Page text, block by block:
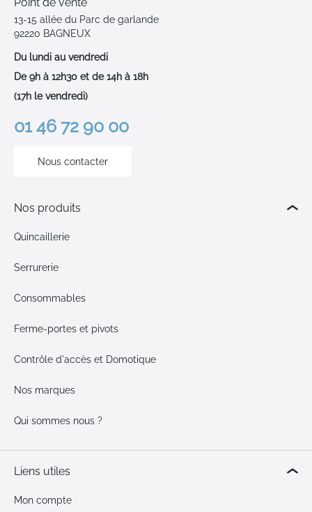
13-15 allée du Parc de garlande
92220 BAGNEUX
Du lundi au vendredi
De 9h à 12h30 et de 14h à 18h
(17h le vendredi)
01 46 72 90 00
Nous contacter
Nos produits
Quincaillerie
Serrurerie
Consommables
Ferme-portes et pivots
Contrôle d'accès et Domotique
Nos marques
Qui sommes nous ?
Liens utiles
Mon compte